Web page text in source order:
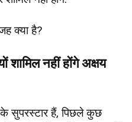
क्या है?
शामिल नहीं होंगे अक्षय
के सुपरस्टार हैं, पिछले कुछ